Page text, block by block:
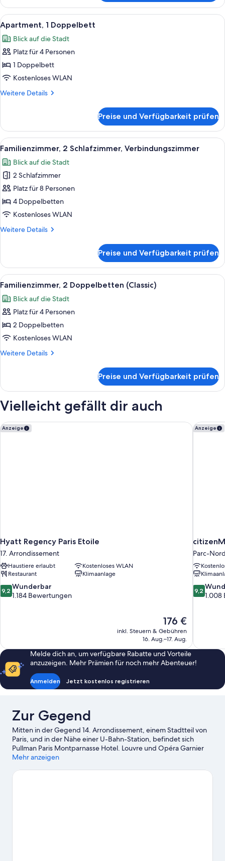
Zimmer,
1 King-
Bett
Alle
Fotos
für
Apartment,
1
Doppelbett
anzeigen
Ein Hotelzimmer mit Bett,
5
Apartment, 1 Doppelbett
Blick auf die Stadt
Platz für 4 Personen
1 Doppelbett
Kostenloses WLAN
Weitere Details
Weitere
1
Doppelbett
Preise und Verfügbarkeit prüfen
Alle
Fotos
für
Familienzimmer,
2 Schlafzimmer,
Verbindungszimmer
anzeigen
Ein Hotelzimmer mit einem großen
6
Familienzimmer, 2 Schlafzimmer, Verbindungszimmer
Blick auf die Stadt
2 Schlafzimmer
Platz für 8 Personen
4 Doppelbetten
Kostenloses WLAN
Weitere Details
Weitere
2 Schlafzimmer,
Verbindungszimmer
Preise und Verfügbarkeit prüfen
Alle
Fotos
für
Familienzimmer,
2 Doppelbetten
(Classic)
anzeigen
Ein Hotelzimmer mit einem großen
11
Familienzimmer, 2 Doppelbetten (Classic)
Blick auf die Stadt
Platz für 4 Personen
2 Doppelbetten
Kostenloses WLAN
Weitere Details
Weitere
2 Doppelbetten
Preise und Verfügbarkeit prüfen
Vielleicht gefällt dir auch
Anzeige
Hyatt Regency Paris Etoile
17. Arrondissement
Haustiere erlaubt
Kostenloses WLAN
Restaurant
Klimaanlage
9.2
von
9,2 Wunderbar
1.184 Bewertungen
Der
Preis
beträgt
176 €
inkl. Steuern & Gebühren
16. Aug.–17. Aug.
Hyatt Regency Paris Etoile Anzeige
Parc-
9.2
von
9,2
1.008
citizenM
Melde dich an, um verfügbare Rabatte und Vorteile
anzuzeigen. Mehr Prämien für noch mehr Abenteuer!
Anmelden Jetzt kostenlos registrieren
Zur Gegend
Mitten in der Gegend 14. Arrondissement, einem Stadtteil von
Paris, und in der Nähe einer U-Bahn-Station, befindet sich
Pullman Paris Montparnasse Hotel. Louvre und Opéra Garnier
sind Höhepunkte für kulturell interessierte Besucher, während
Folgendes zählt: Notre-Dame und Champs-Élysées. Du verreist
Mehr anzeigen